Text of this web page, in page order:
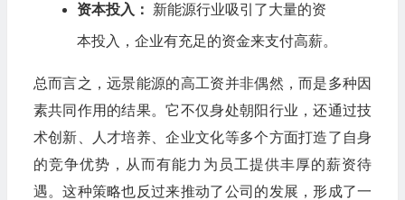
资本投入： 新能源行业吸引了大量的资
本投入，企业有充足的资金来支付高薪。
总而言之，远景能源的高工资并非偶然，而是多种因
素共同作用的结果。它不仅身处朝阳行业，还通过技
术创新、人才培养、企业文化等多个方面打造了自身
的竞争优势，从而有能力为员工提供丰厚的薪资待
遇。这种策略也反过来推动了公司的发展，形成了一